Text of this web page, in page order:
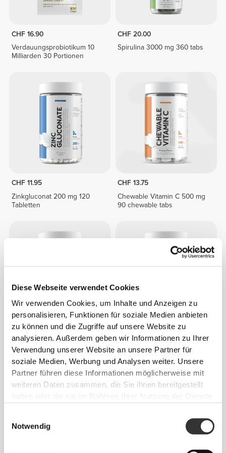
Diese Webseite verwendet Cookies
Wir verwenden Cookies, um Inhalte und Anzeigen zu
personalisieren, Funktionen für soziale Medien anbieten
zu können und die Zugriffe auf unsere Website zu
analysieren. Außerdem geben wir Informationen zu Ihrer
Verwendung unserer Website an unsere Partner für
soziale Medien, Werbung und Analysen weiter. Unsere
Partner führen diese Informationen möglicherweise mit
weiteren Daten zusammen, die Sie ihnen bereitgestellt
Notwendig
CHF 16.90
Verdauungsprobiotikum 10
Milliarden 30 Portionen
CHF 20.00
Spirulina 3000 mg 360 tabs
CHF 11.95
Zinkgluconat 200 mg 120
Tabletten
CHF 13.75
Chewable Vitamin C 500 mg
90 chewable tabs
CHF 8.95
Vitamin C 1000mg + Rose Hip
60 tabs
CHF 13.75
Vitamin C 500mg + Rose Hip
180 tabs